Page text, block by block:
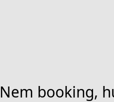
Nem booking,